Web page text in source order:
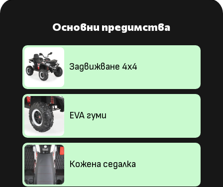
Основни предимства
Задвижване 4х4
EVA гуми
Кожена седалка